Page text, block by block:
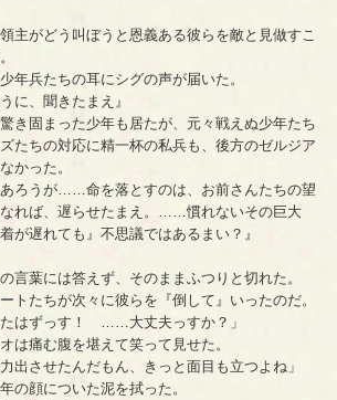
主がどう叫ぼうと恩義ある彼らを敵と見做すこ
年兵たちの耳にシグの声が届いた。
に、聞きたまえ』
き固まった少年も居たが、元々戦えぬ少年たち
たちの対応に精一杯の私兵も、後方のゼルジア
かった。
あろうが……命を落とすのは、お前さんたちの望
れば、遅らせたまえ。……慣れないその巨大
が遅れても』不思議ではあるまい？』
言葉には答えず、そのままふつりと切れた。
トたちが次々に彼らを『倒して』いったのだ。
たはずっす！ ……大丈夫っすか？」
は痛む腹を堪えて笑って見せた。
出させたんだもん、きっと面目も立つよね」
の顔についた泥を拭った。